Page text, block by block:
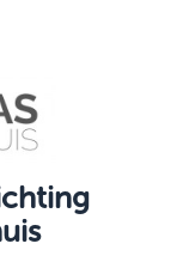
probeer het